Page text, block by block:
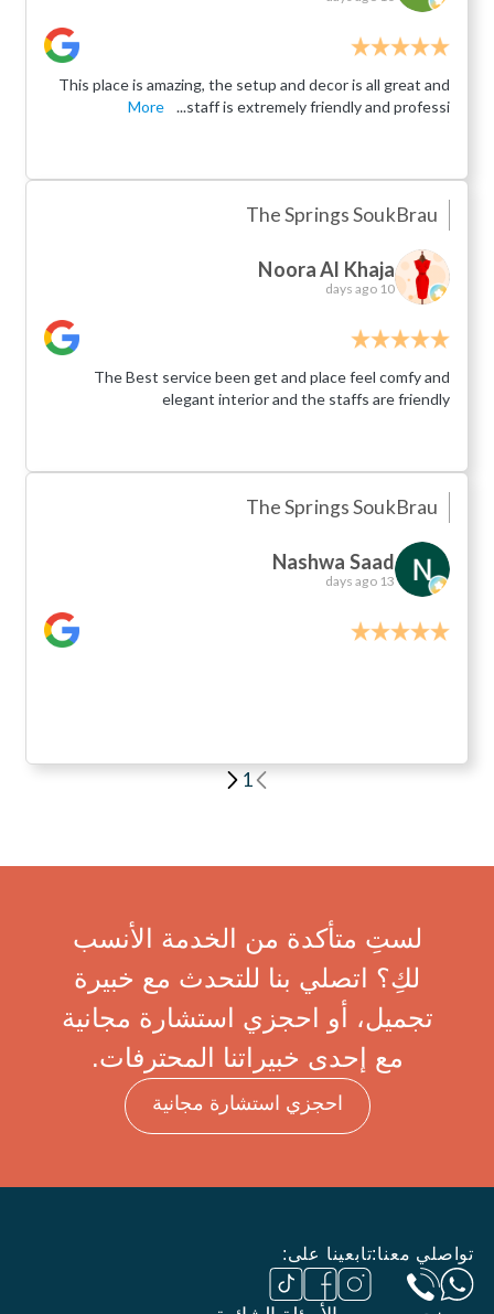
This place is amazing, the setup and decor is all great and
staff is extremely friendly and professi...
More
Brau
The Springs Souk
Noora Al Khaja
10 days ago
The Best service been get and place feel comfy and
elegant interior and the staffs are friendly
Brau
The Springs Souk
Nashwa Saad
13 days ago
1
لستِ متأكدة من الخدمة الأنسب
لكِ؟ اتصلي بنا للتحدث مع خبيرة
تجميل، أو احجزي استشارة مجانية
مع إحدى خبيراتنا المحترفات.
احجزي استشارة مجانية
تواصلي معنا:تابعينا على: